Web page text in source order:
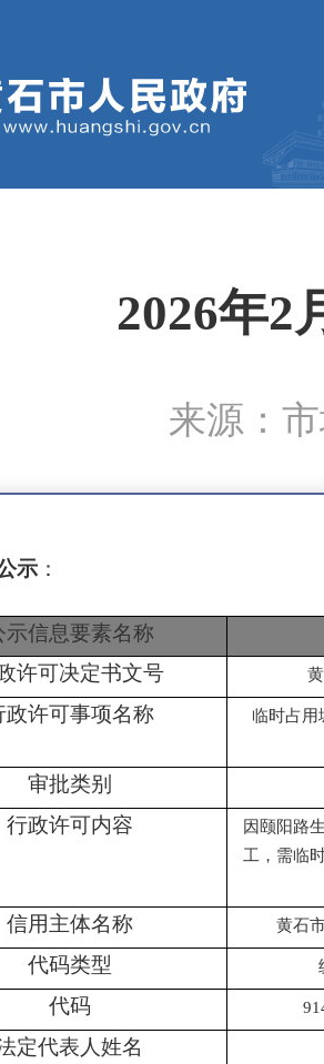
2026年2
来源：
示 ：
示信息要素名称
许可决定书文号
政许可事项名称 临时占用
审批类别
行政许可内容
因颐阳路
工，需临
信用主体名称 黄石
代码类型
代码
定代表人姓名